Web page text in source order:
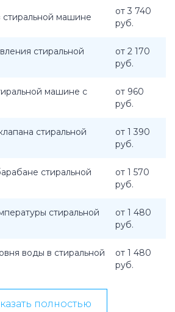
машине
от 3 740
руб.
стиральной
от 2 170
руб.
машине с
от 960
руб.
стиральной
от 1 390
руб.
стиральной
от 1 570
руб.
стиральной
от 1 480
руб.
воды в стиральной
от 1 480
руб.
полностью